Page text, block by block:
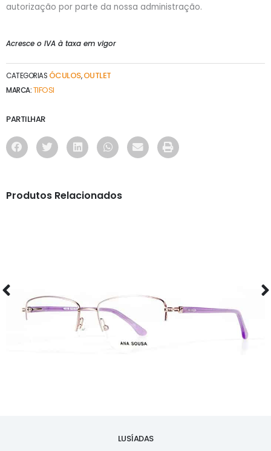
autorização por parte da nossa administração.
Acresce o IVA à taxa em vigor
CATEGORIAS ÓCULOS,OUTLET
MARCA:TIFOSI
PARTILHAR
Produtos Relacionados
LUSÍADAS